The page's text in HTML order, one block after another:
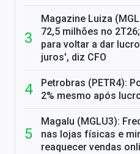
Magazine Luiza
72,5 milhões no
para voltar a dar
juros', diz CFO
Petrobras (PETR4):
2% mesmo após
Magalu (MGLU3):
nas lojas físicas e
reaquecer vendas